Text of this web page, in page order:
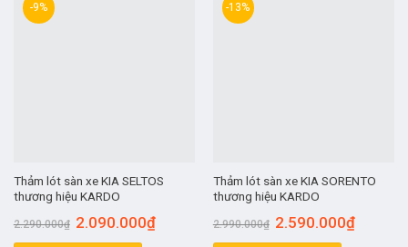
-9%
Thảm lót sàn xe KIA SELTOS
thương hiệu KARDO
2.290.000₫ 2.090.000₫
-13%
Thảm lót sàn xe KIA SORENTO
thương hiệu KARDO
2.990.000₫ 2.590.000₫